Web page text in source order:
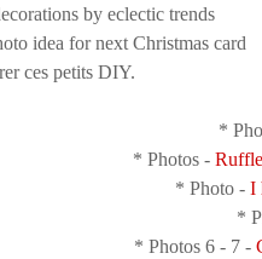
ces petits DIY.
*
* Photos -
* Photo - I
*
* Photos 6 - 7 -